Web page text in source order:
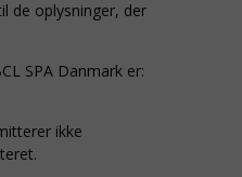
de oplysninger, der
SPA Danmark er:
ikke